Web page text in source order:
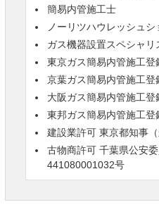
簡易内管施工士
ノーリツハウレッシュ
ガス機器設置スペシャ
東京ガス簡易内管施工
京葉ガス簡易内管施工
大阪ガス簡易内管施工
東邦ガス簡易内管施工
建設業許可 東京都知事
古物商許可 千葉県公安
441080001032号